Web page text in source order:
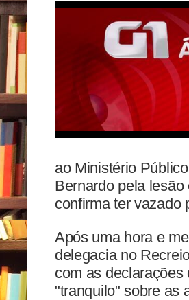
ao Ministério
Bernardo pela
confirma ter vazado
Após uma hora e
delegacia no
com as declarações
"tranquilo" sobre as